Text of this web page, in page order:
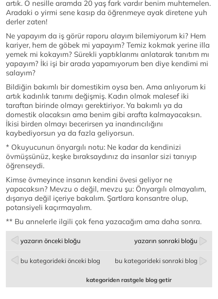
artık. O nesille aramda 20 yaş fark vardır benim muhtemelen.
Aradaki o yirmi sene kasıp da öğrenmeye ayak diretene yuh
derler zaten!
Ne yapayım da iş görür raporu alayım bilemiyorum ki? Hem
kariyer, hem de göbek mi yapayım? Temiz kokmak yerine illa
yemek mi kokayım? Sürekli yaptıklarımı anlatarak tanıtım mı
yapayım? İki işi bir arada yapamıyorum ben diye kendimi mi
salayım?
Bildiğin bakımlı bir domestikim oysa ben. Ama anlıyorum ki
artık kadınlık tanımı değişmiş. Kadın olmak malesef iki
taraftan birinde olmayı gerektiriyor. Ya bakımlı ya da
domestik olacaksın ama benim gibi arafta kalmayacaksın.
İkisi birden olmayı becerirsen ya inandırıcılığını
kaybediyorsun ya da fazla geliyorsun.
* Okuyucunun önyargılı notu: Ne kadar da kendinizi
övmüşsünüz, keşke bıraksaydınız da insanlar sizi tanıyıp
öğrenseydi.
Kimse övmeyince insanın kendini övesi geliyor ne
yapacaksın? Mevzu o değil, mevzu şu: Önyargılı olmayalım,
dışarıya değil içeriye bakalım. Şartlara konsantre olup,
potansiyeli kaçırmayalım.
** Bu annelerle ilgili çok fena yazacağım ama daha sonra.
yazarın önceki bloğu yazarın sonraki bloğu
bu kategorideki önceki blog bu kategorideki sonraki blog
kategoriden rastgele blog getir